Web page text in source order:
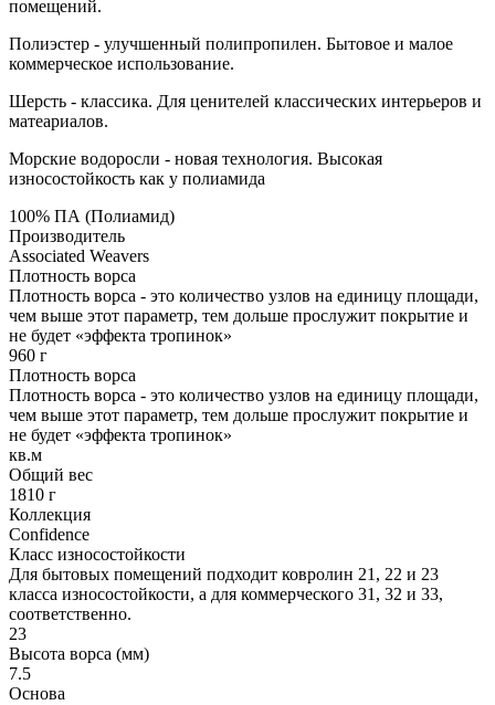
помещений.
Полиэстер - улучшенный полипропилен. Бытовое и малое
коммерческое использование.
Шерсть - классика. Для ценителей классических интерьеров и
матеариалов.
Морские водоросли - новая технология. Высокая
износостойкость как у полиамида
100% ПА (Полиамид)
Производитель
Associated Weavers
Плотность ворса
Плотность ворса - это количество узлов на единицу площади,
чем выше этот параметр, тем дольше прослужит покрытие и
не будет «эффекта тропинок»
960 г
Плотность ворса
Плотность ворса - это количество узлов на единицу площади,
чем выше этот параметр, тем дольше прослужит покрытие и
не будет «эффекта тропинок»
кв.м
Общий вес
1810 г
Коллекция
Confidence
Класс износостойкости
Для бытовых помещений подходит ковролин 21, 22 и 23
класса износостойкости, а для коммерческого 31, 32 и 33,
соответственно.
23
Высота ворса (мм)
7.5
Основа